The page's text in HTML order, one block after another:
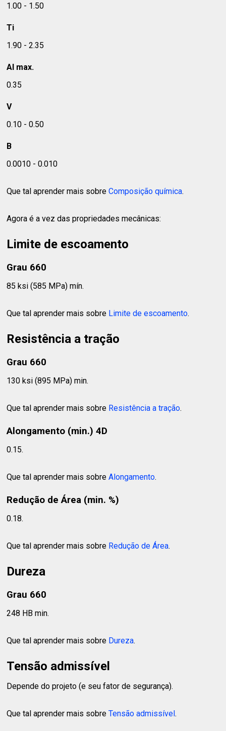
1.00 - 1.50
Ti
1.90 - 2.35
Al max.
0.35
V
0.10 - 0.50
B
0.0010 - 0.010
Que tal aprender mais sobreComposição química.
Agora é a vez das propriedades mecânicas:
Limite de escoamento
Grau 660
85 ksi (585 MPa) mín.
Que tal aprender mais sobre Limite de escoamento.
Resistência a tração
Grau 660
130 ksi (895 MPa) min.
Que tal aprender mais sobre Resistência a tração.
Alongamento (min.) 4D
0.15.
Que tal aprender mais sobreAlongamento.
Redução de Área (min. %)
0.18.
Que tal aprender mais sobre Redução de Área.
Dureza
Grau 660
248 HB min.
Que tal aprender mais sobre Dureza.
Tensão admissível
Depende do projeto (e seu fator de segurança).
Que tal aprender mais sobre Tensão admissível.